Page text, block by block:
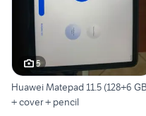
5
Huawei Matepad 11.5 (128+6
+ cover + pencil